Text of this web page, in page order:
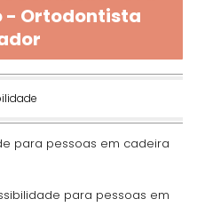
- Ortodontista
para pessoas em cadeira
para pessoas em